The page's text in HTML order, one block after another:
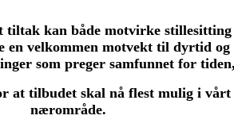
tiltak kan både motvirke stillesitting
en velkommen motvekt til dyrtid og
som preger samfunnet for
at tilbudet skal nå flest mulig i vårt
nærområde.